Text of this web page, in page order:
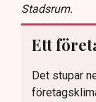
Stadsrum.
Ett
Det stupar